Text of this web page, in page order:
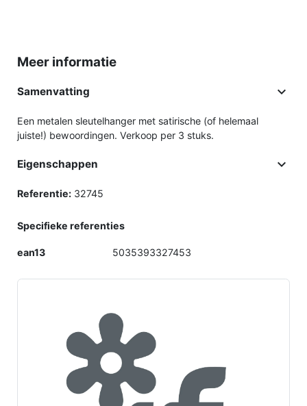
Meer informatie
Samenvatting 
Een metalen sleutelhanger met satirische (of helemaal
juiste!) bewoordingen. Verkoop per 3 stuks.
Eigenschappen 
Referentie: 32745
Specifieke referenties
ean13 5035393327453